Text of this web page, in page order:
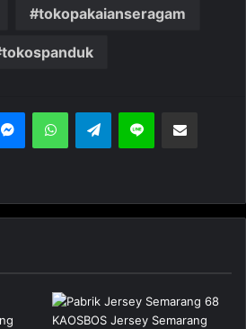
tokopakaianseragam
tokospanduk
Telegram